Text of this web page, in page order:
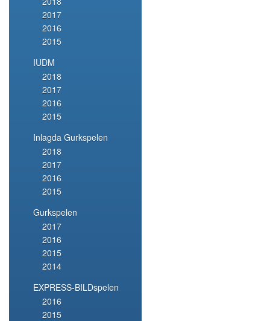
2017
2016
2015
IUDM
2018
2017
2016
2015
Inlagda Gurkspelen
2018
2017
2016
2015
Gurkspelen
2017
2016
2015
2014
EXPRESS-BILDspelen
2016
2015